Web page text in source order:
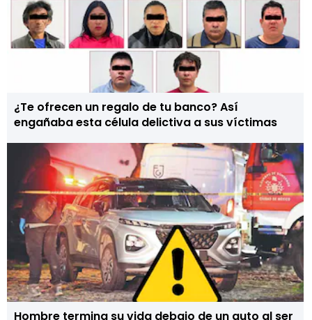
¿Te ofrecen un regalo de tu banco? Así
engañaba esta célula delictiva a sus víctimas
Hombre termina su vida debajo de un auto al ser